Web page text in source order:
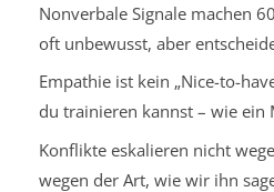
Nonverbale Signale machen
oft unbewusst, aber
Empathie ist kein „Nice-to-
du trainieren kannst – wie ein
Konflikte eskalieren nicht
wegen der Art, wie wir ihn